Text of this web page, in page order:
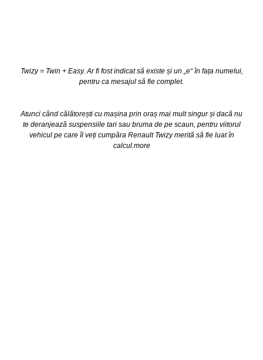
Twizy = Twin + Easy. Ar fi fost indicat să existe și un „e“ în fața numelui,
pentru ca mesajul să fie complet.
Atunci când călătorești cu mașina prin oraș mai mult singur și dacă nu
te deranjează suspensiile tari sau bruma de pe scaun, pentru viitorul
vehicul pe care îl veți cumpăra Renault Twizy merită să fie luat în
calcul.more